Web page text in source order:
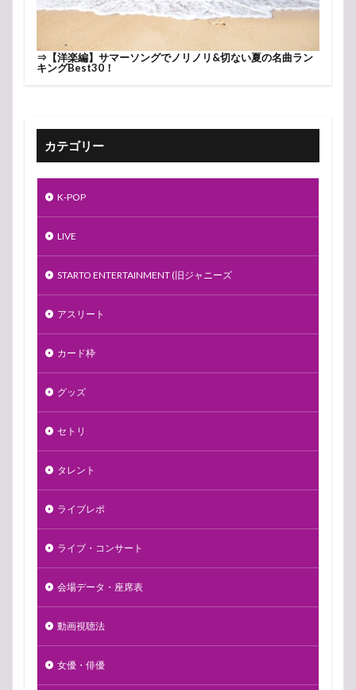
⇒ 【洋楽編】サマーソングでノリノリ&切ない夏の名曲ラン
キングBest30！
カテゴリー
K-POP
LIVE
STARTO ENTERTAINMENT (旧ジャニーズ
アスリート
カード枠
グッズ
セトリ
タレント
ライブレポ
ライブ・コンサート
会場データ・座席表
動画視聴法
女優・俳優